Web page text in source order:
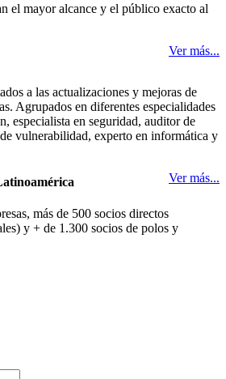
el mayor alcance y el público exacto al
Ver más...
a las actualizaciones y mejoras de
Agrupados en diferentes especialidades
especialista en seguridad, auditor de
vulnerabilidad, experto en informática y
Ver más...
más de 500 socios directos
y + de 1.300 socios de polos y